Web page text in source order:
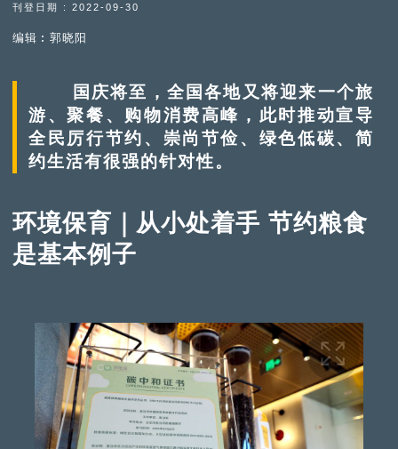
刊登日期 : 2022-09-30
编辑︰郭晓阳
国庆将至，全国各地又将迎来一个旅
游、聚餐、购物消费高峰，此时推动宣导
全民厉行节约、崇尚节俭、绿色低碳、简
约生活有很强的针对性。
环境保育｜从小处着手 节约粮食
是基本例子